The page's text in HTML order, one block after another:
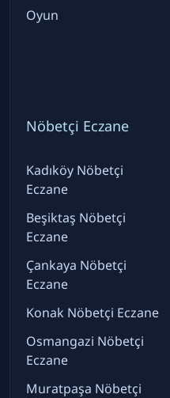
Oyun
Nöbetçi Eczane
Kadıköy Nöbetçi
Eczane
Beşiktaş Nöbetçi
Eczane
Çankaya Nöbetçi
Eczane
Konak Nöbetçi Eczane
Osmangazi Nöbetçi
Eczane
Muratpaşa Nöbetçi